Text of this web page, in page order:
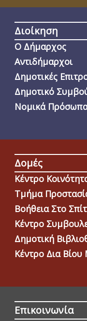
Διοίκηση
Ο Δήμαρχος
Αντιδήμαρχοι
Δημοτικές
Δημοτικό
Νομικά
Δομές
Κέντρο
Τμήμα
Βοήθεια Στο
Κέντρο
Δημοτική
Κέντρο Δια
Επικοινωνία